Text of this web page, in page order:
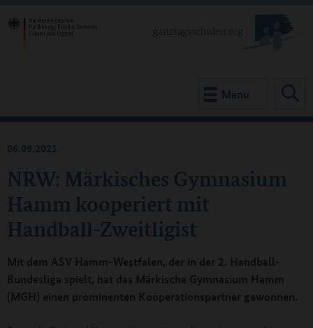
Menu
NRW: Märkisches Gymnasium
Hamm kooperiert mit
Handball-Zweitligist
06.09.2021
Mit dem ASV Hamm-Westfalen, der in der 2. Handball-
Bundesliga spielt, hat das Märkische Gymnasium Hamm
(MGH) einen prominenten Kooperationspartner gewonnen.